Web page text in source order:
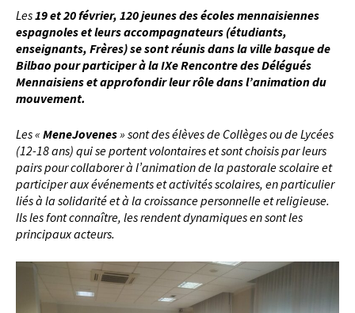
Les19 et 20 février, 120 jeunesdes écoles mennaisiennes
espagnoles et leurs accompagnateurs (étudiants,
enseignants, Frères) se sont réunis dans la ville basque de
Bilbao pour participer à la IXe Rencontre des Délégués
Mennaisiens et approfondir leur rôle dans l’animation du
mouvement.
Les «MeneJovenes» sont des élèves de Collèges ou de Lycées
(12-18 ans) qui se portent volontaires et sont choisis par leurs
pairs pour collaborer à l’animation de la pastorale scolaire et
participer aux événements et activités scolaires, en particulier
liés à la solidarité et à la croissance personnelle et religieuse.
Ils les font connaître, les rendent dynamiques en sont les
principaux acteurs.